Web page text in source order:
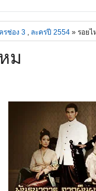
รช่อง 3 , ละครปี 2554 » รอยไ
ม